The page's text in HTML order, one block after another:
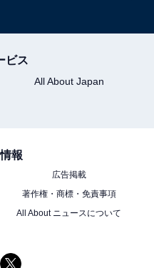
ビス
All About Japan
報
広告掲載
著作権・商標・免責事項
All About ニュースについて